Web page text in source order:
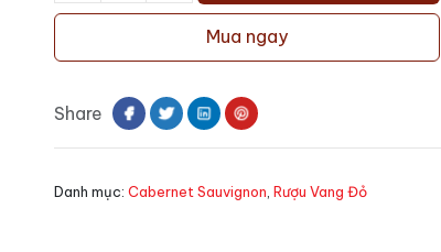
vang
Cabernet
Sauvignon
số
Mua ngay
Share
Danh mục: Cabernet Sauvignon Rượu Vang Đỏ